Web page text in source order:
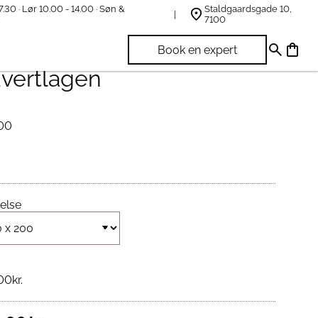
· Lør 10.00 - 14.00 · Søn &
Staldgaardsgade 10,
7100
Book en expert
One Økologisk Hvid
kr.